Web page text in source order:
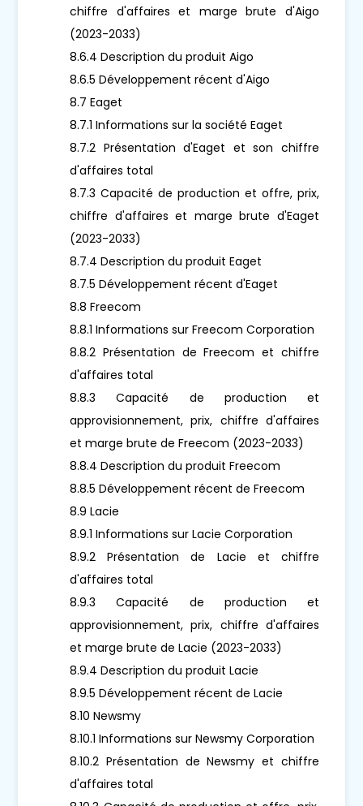
chiffre d'affaires et marge brute d'Aigo
(2023-2033)
8.6.4 Description du produit Aigo
8.6.5 Développement récent d'Aigo
8.7 Eaget
8.7.1 Informations sur la société Eaget
8.7.2 Présentation d'Eaget et son chiffre
d'affaires total
8.7.3 Capacité de production et offre, prix,
chiffre d'affaires et marge brute d'Eaget
(2023-2033)
8.7.4 Description du produit Eaget
8.7.5 Développement récent d'Eaget
8.8 Freecom
8.8.1 Informations sur Freecom Corporation
8.8.2 Présentation de Freecom et chiffre
d'affaires total
8.8.3 Capacité de production et
approvisionnement, prix, chiffre d'affaires
et marge brute de Freecom (2023-2033)
8.8.4 Description du produit Freecom
8.8.5 Développement récent de Freecom
8.9 Lacie
8.9.1 Informations sur Lacie Corporation
8.9.2 Présentation de Lacie et chiffre
d'affaires total
8.9.3 Capacité de production et
approvisionnement, prix, chiffre d'affaires
et marge brute de Lacie (2023-2033)
8.9.4 Description du produit Lacie
8.9.5 Développement récent de Lacie
8.10 Newsmy
8.10.1 Informations sur Newsmy Corporation
8.10.2 Présentation de Newsmy et chiffre
d'affaires total